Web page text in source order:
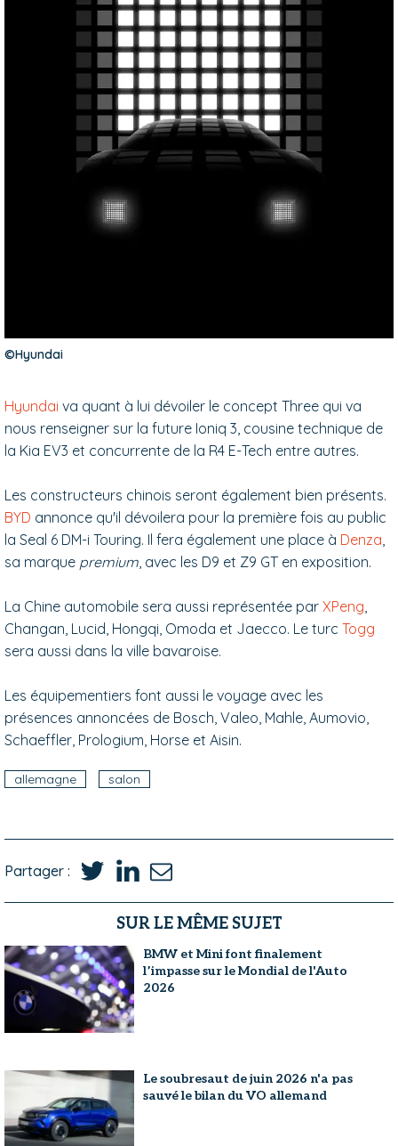
©Hyundai
Hyundai va quant à lui dévoiler le concept Three qui va
nous renseigner sur la future Ioniq 3, cousine technique de
la Kia EV3 et concurrente de la R4 E-Tech entre autres.
Les constructeurs chinois seront également bien présents.
BYD annonce qu'il dévoilera pour la première fois au public
la Seal 6 DM-i Touring. Il fera également une place à Denza,
sa marque premium, avec les D9 et Z9 GT en exposition.
La Chine automobile sera aussi représentée par XPeng,
Changan, Lucid, Hongqi, Omoda et Jaecco. Le turc Togg
sera aussi dans la ville bavaroise.
Les équipementiers font aussi le voyage avec les
présences annoncées de Bosch, Valeo, Mahle, Aumovio,
Schaeffler, Prologium, Horse et Aisin.
allemagne salon
Partager :
SUR LE MÊME SUJET
BMW et Mini font finalement
l’impasse sur le Mondial de l'Auto
2026
Le soubresaut de juin 2026 n'a pas
sauvé le bilan du VO allemand